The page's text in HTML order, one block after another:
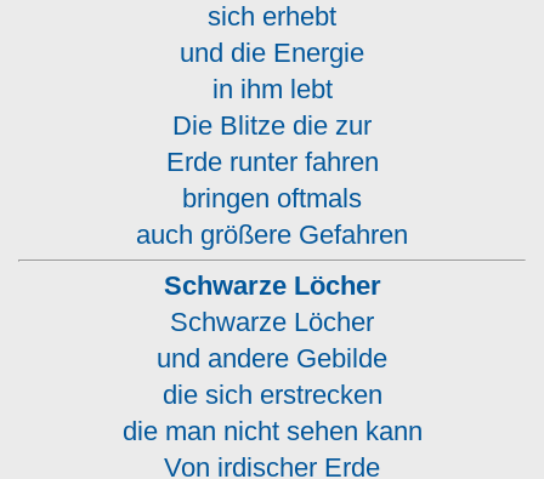
sich erhebt
und die Energie
in ihm lebt
Die Blitze die zur
Erde runter fahren
bringen oftmals
auch größere Gefahren
Schwarze Löcher
Schwarze Löcher
und andere Gebilde
die sich erstrecken
die man nicht sehen kann
Von irdischer Erde